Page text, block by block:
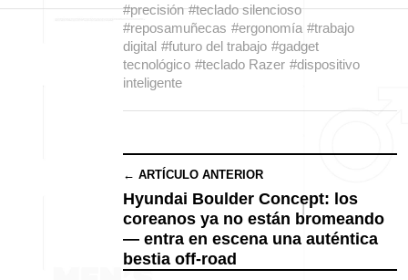
#precisión #teclado silencioso
#reposamuñecas #ergonomía #trabajo
digital #futuro del trabajo #gadget
tecnológico #teclado Razer #dispositivo
inteligente
← ARTÍCULO ANTERIOR
Hyundai Boulder Concept: los
coreanos ya no están bromeando
— entra en escena una auténtica
bestia off-road